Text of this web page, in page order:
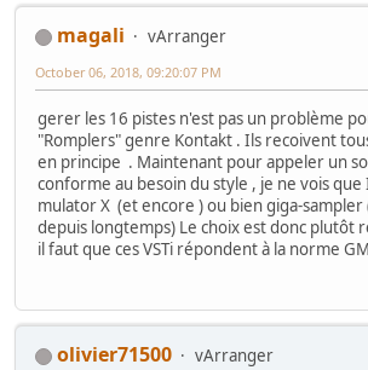
magali
vArranger
October 06, 2018, 09:20:07 PM
gerer les 16 pistes n'est pas un problème
"Romplers" genre Kontakt . Ils recoivent
en principe . Maintenant pour appeler un
conforme au besoin du style , je ne vois
mulator X (et encore ) ou bien giga-sampler
depuis longtemps) Le choix est donc plutôt
il faut que ces VSTi répondent à la norme
olivier71500
vArranger